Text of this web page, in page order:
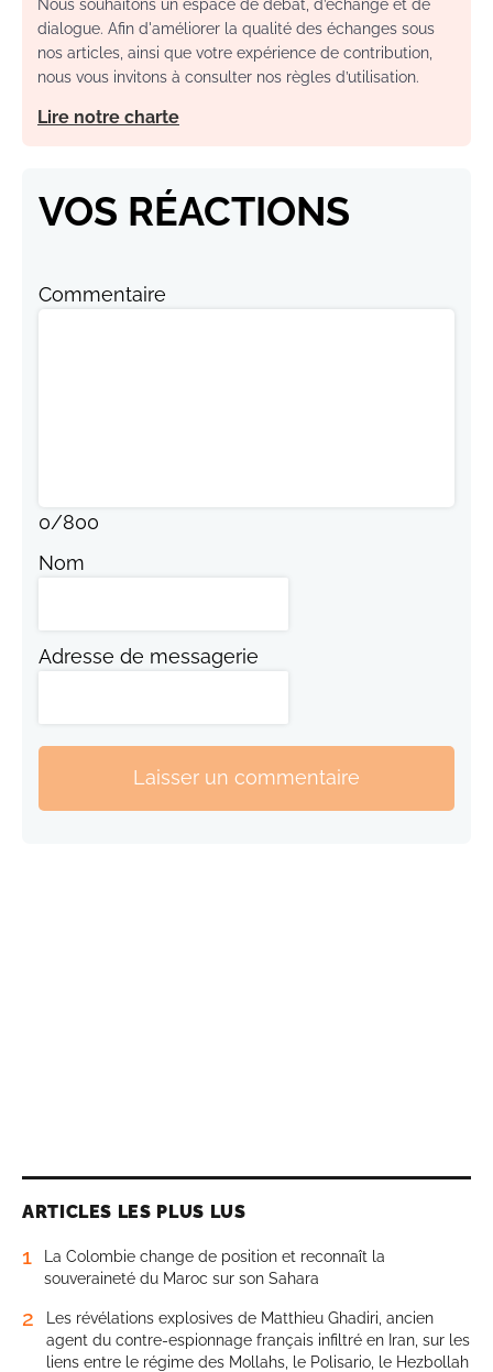
Nous souhaitons un espace de débat, d’échange et de
dialogue. Afin d'améliorer la qualité des échanges sous
nos articles, ainsi que votre expérience de contribution,
nous vous invitons à consulter nos règles d’utilisation.
Lire notre charte
VOS RÉACTIONS
Commentaire
0/800
Nom
Adresse de messagerie
Laisser un commentaire
ARTICLES LES PLUS LUS
1
La Colombie change de position et reconnaît la
souveraineté du Maroc sur son Sahara
2
Les révélations explosives de Matthieu Ghadiri, ancien
agent du contre-espionnage français infiltré en Iran, sur les
liens entre le régime des Mollahs, le Polisario, le Hezbollah